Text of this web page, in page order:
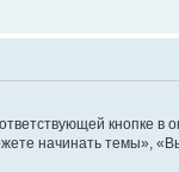
кнопке в
начинать темы», «Вы